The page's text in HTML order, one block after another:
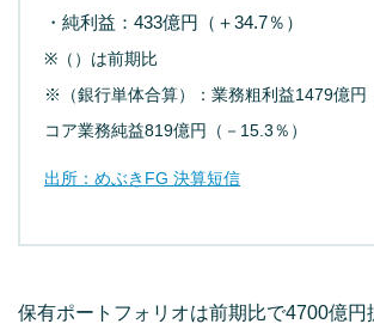
・純利益：433億円（＋34.7％）
※（）は前期比
※（銀行単体合算）：業務粗利益1479億円
コア業務純益819億円（－15.3％）
出所：めぶきFG 決算短信
保有ポートフォリオは前期比で4700億円